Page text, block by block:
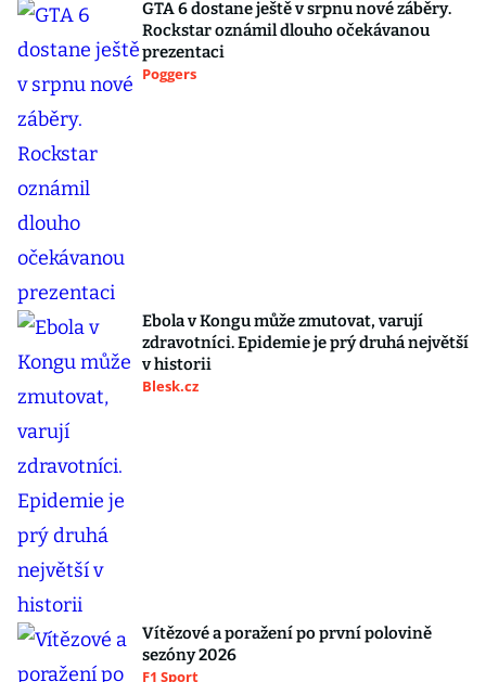
GTA 6 dostane ještě v srpnu nové záběry.
Rockstar oznámil dlouho očekávanou
prezentaci
Poggers
Ebola v Kongu může zmutovat, varují
zdravotníci. Epidemie je prý druhá největší
v historii
Blesk.cz
Vítězové a poražení po první polovině
sezóny 2026
F1 Sport